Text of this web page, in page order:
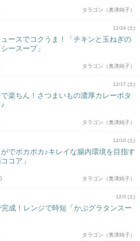
タラゴン（奥津純子）
12/24 (土)
ースでコクうま！「チキンと玉ねぎの
ースープ」
タラゴン（奥津純子）
12/17 (土)
楽ちん！さつまいもの濃厚カレーポタ
タラゴン（奥津純子）
12/10 (土)
がでポカポカ♪キレイな腸内環境を目指す
コア」
タラゴン（奥津純子）
12/3 (土)
完成！レンジで時短「かぶグラタンスー
タラゴン（奥津純子）